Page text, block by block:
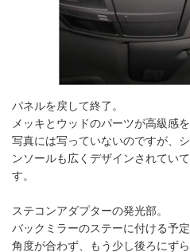
パネルを戻して終了。
メッキとウッドのパーツが高級感
写真には写っていないのですが、
ンソールも広くデザインされてい
す。
ステコンアダプターの発光部。
バックミラーのステーに付ける予
角度が合わず、もう少し後ろにず